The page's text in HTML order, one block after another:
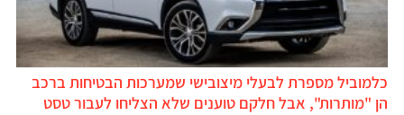
כלמוביל מספרת לבעלי מיצובישי שמערכות הבטיחות ברכב
הן "מותרות", אבל חלקם טוענים שלא הצליחו לעבור טסט